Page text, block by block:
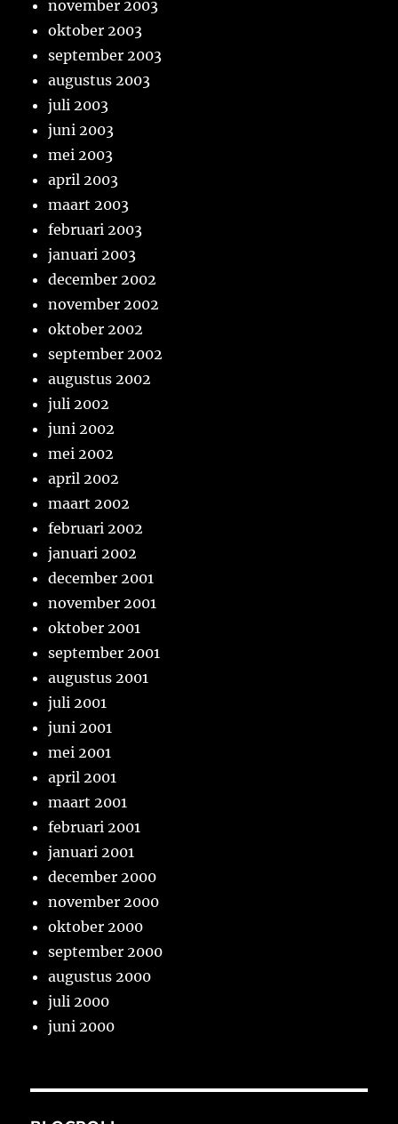
november 2003
oktober 2003
september 2003
augustus 2003
juli 2003
juni 2003
mei 2003
april 2003
maart 2003
februari 2003
januari 2003
december 2002
november 2002
oktober 2002
september 2002
augustus 2002
juli 2002
juni 2002
mei 2002
april 2002
maart 2002
februari 2002
januari 2002
december 2001
november 2001
oktober 2001
september 2001
augustus 2001
juli 2001
juni 2001
mei 2001
april 2001
maart 2001
februari 2001
januari 2001
december 2000
november 2000
oktober 2000
september 2000
augustus 2000
juli 2000
juni 2000